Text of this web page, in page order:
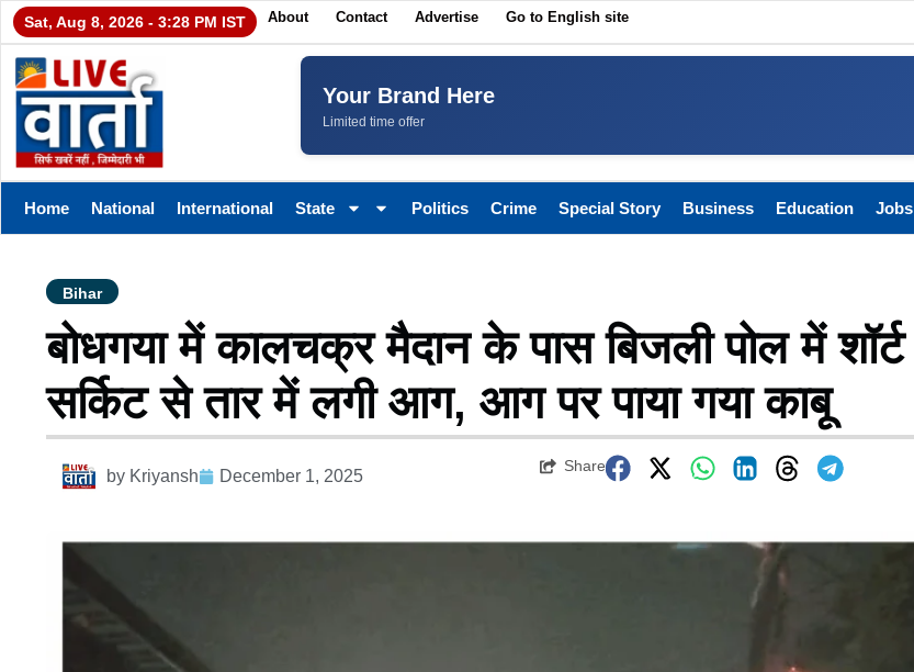
Sat, Aug 8, 2026 - 3:28 PM IST About Contact Advertise Go to English site
Your Brand Here
Limited time offer
Home National International State Politics Crime Special Story Business Education Jobs
Bihar
बोधगया में कालचक्र मैदान के पास बिजली पोल में शॉर्ट
सर्किट से तार में लगी आग, आग पर पाया गया काबू
by Kriyansh December 1, 2025
Share